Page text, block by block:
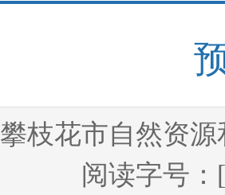
攀枝花市自然资
阅读字号